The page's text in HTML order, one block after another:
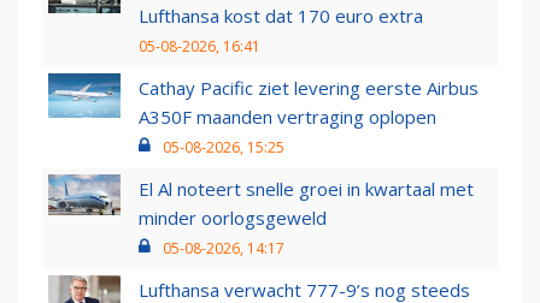
Lufthansa kost dat 170 euro extra
05-08-2026, 16:41
Cathay Pacific ziet levering eerste Airbus
A350F maanden vertraging oplopen
05-08-2026, 15:25
El Al noteert snelle groei in kwartaal met
minder oorlogsgeweld
05-08-2026, 14:17
Lufthansa verwacht 777-9’s nog steeds